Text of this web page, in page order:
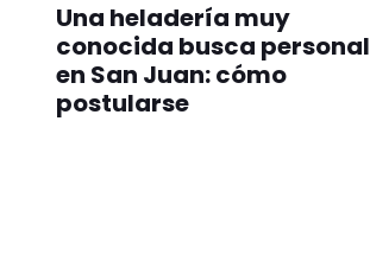
Una heladería muy
conocida busca personal
en San Juan: cómo
postularse